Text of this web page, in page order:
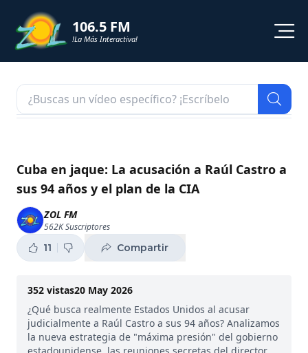
106.5 FM
!La Más Interactiva!
NOTICIAS
SHORTS
PODCAST
ZOL TV
Cuba en jaque: La acusación a Raúl Castro a
sus 94 años y el plan de la CIA
ZOL FM
562KSuscriptores
11 Compartir
352 vistas20 May 2026
¿Qué busca realmente Estados Unidos al acusar
judicialmente a Raúl Castro a sus 94 años? Analizamos
la nueva estrategia de "máxima presión" del gobierno
estadounidense, las reuniones secretas del director